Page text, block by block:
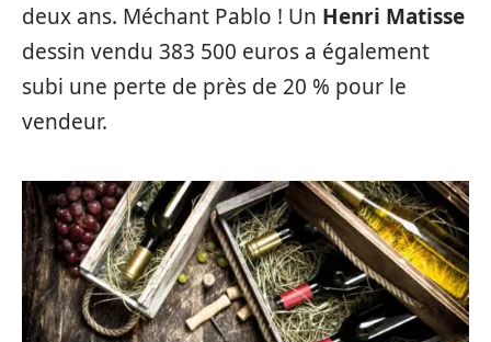
deux ans. Méchant Pablo ! Un Henri Matisse
dessin vendu 383 500 euros a également
subi une perte de près de 20 % pour le
vendeur.